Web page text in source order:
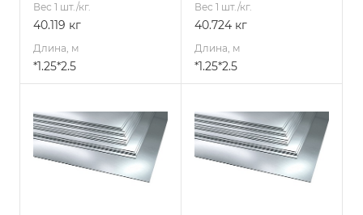
Вес 1 шт./кг.
40.119 кг
Длина, м
*1.25*2.5
Вес 1 шт./кг.
40.724 кг
Длина, м
*1.25*2.5